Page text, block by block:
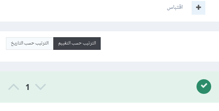
اقتباس
الترتيب حسب التقييم الترتيب حسب التاريخ
1